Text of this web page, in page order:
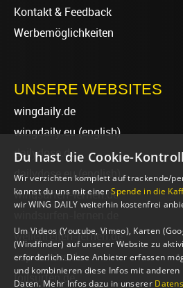
Kontakt & Feedback
Werbemöglichkeiten
UNSERE WEBSITES
wingdaily.de
wingdaily.eu(english)
dailydose.de
dailydose.eu (english)
wingsurfen-lernen.de
wellenreiten-lernen.de
sup-basics.de
foilsurfen.de
Du hast die Cookie-
Wir verzichten komplett auf trackende/
kannst du uns mit einerSpende in die
wir WING DAILY weiterhin kostenfrei
Um Videos (Youtube, Vimeo), Karten
(Windfinder) auf unserer Website zu
erforderlich. Diese Anbieter erfassen
und kombinieren diese Infos mit
Daten. Mehr Infos dazu in unserer